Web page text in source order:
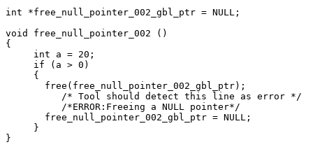
int *free_null_pointer_002_gbl_ptr = NULL;
void free_null_pointer_002 ()
{
     int a = 20;
     if (a > 0)
     {
       free(free_null_pointer_002_gbl_ptr);
          /* Tool should detect this line as error */
          /*ERROR:Freeing a NULL pointer*/
       free_null_pointer_002_gbl_ptr = NULL;
     }
}